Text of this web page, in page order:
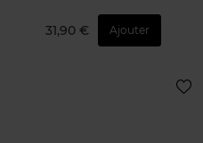
31,90 € Ajouter